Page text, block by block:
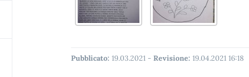
Pubblicato: 19.03.2021 - Revisione: 19.04.2021 16:18